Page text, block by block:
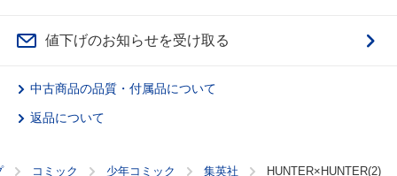
値下げのお知らせを受け取る
中古商品の品質・付属品について
返品について
コミック 少年コミック 集英社 HUNTER×HUNTER(2)